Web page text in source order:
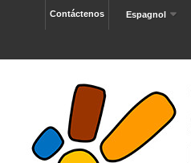
Espagnol
Contáctenos